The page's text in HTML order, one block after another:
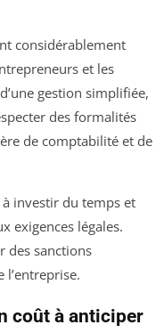
considérablement
et les
gestion simplifiée,
des formalités
de comptabilité et de
investir du temps et
exigences légales.
des sanctions
coût à anticiper